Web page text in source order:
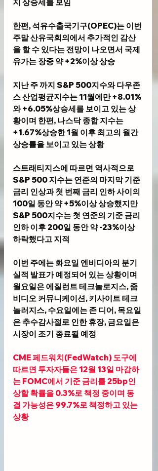
지 상승세를 보임
한편, 석유수출국기구(OPEC)는 이번
주말 산유국회의에서 추가적인 감산
을 할 수 있다는 전망이 나오면서 국제
유가는 장중 약 +2%이상 상승
지난 주 까지 S&P 500지수와 다우존
스 산업평균지수는 11월에만 +8.01%
와 +6.05%상승세를 보이고 있는 상
황이며 한편, 나스닥 종합 지수는
+1.67%상승한 1월 이후 최고의 월간
상승률을 보이고 있는 상황
스트래티지스에 따르면 역사적으로
S&P 500 지수는 연준의 마지막 기준
금리 인상과 첫 번째 금리 인하 사이의
100일 동안 약 +5%이상 상승했지만
S&P 500지수는 첫 연준의 기준 금리
인하 이후 200일 동안 약 -23%이상
하락했다고 지적
이번 주에는 화요일 엔비디아의 분기
실적 발표가 예정되어 있는 상황이며
월요일은 에질런트 테크놀로지스, 줌
비디오 커뮤니케이션, 키사이트 테크
놀러지스, 수요일에는 존 디어, 목요일
은 추수감사절로 인한 휴장, 금요일은
시장이 조기 종료될 예정
CME 페드워치(FedWatch) 도구에
따르면 투자자들은 12월 13일 마감하
는 FOMC에서 기준 금리를 25bp인
상할 확률을 0.3%로 책정 중이며 동
결 가능성은 99.7%로 책정하고 있는
상황